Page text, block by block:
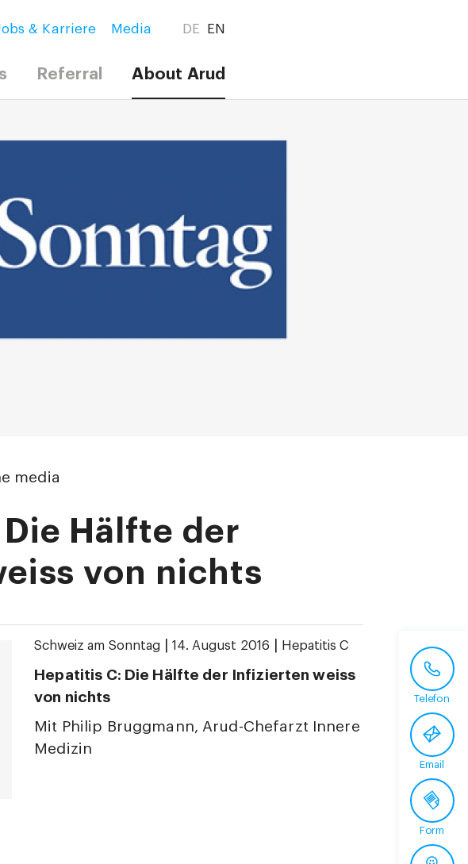
& Karriere Media DE EN
Referral About Arud
media
Hälfte der
von nichts
Schweiz am Sonntag 14. August 2016 Hepatitis C
Hepatitis C: Die Hälfte der Infizierten weiss
von nichts
Mit Philip Bruggmann, Arud-Chefarzt Innere
Medizin
Telefon
Email
Form